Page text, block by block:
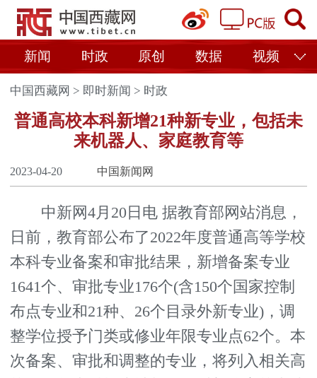
新闻 时政 原创 数据 视频
中国西藏网 > 即时新闻 > 时政
普通高校本科新增21种新专业，包括未
来机器人、家庭教育等
2023-04-20 中国新闻网
中新网4月20日电 据教育部网站消息，
日前，教育部公布了2022年度普通高等学校
本科专业备案和审批结果，新增备案专业
1641个、审批专业176个(含150个国家控制
布点专业和21种、26个目录外新专业)，调
整学位授予门类或修业年限专业点62个。本
次备案、审批和调整的专业，将列入相关高